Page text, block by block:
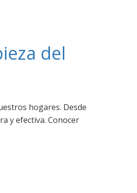
del
hogares. Desde
y efectiva. Conocer